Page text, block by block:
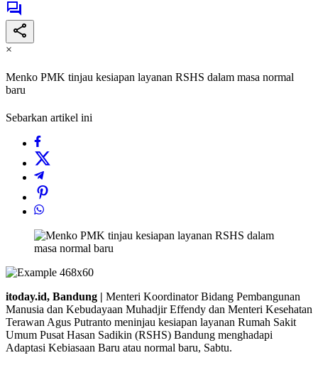
×
Menko PMK tinjau kesiapan layanan RSHS dalam masa normal
baru
Sebarkan artikel ini
itoday.id, Bandung | Menteri Koordinator Bidang Pembangunan
Manusia dan Kebudayaan Muhadjir Effendy dan Menteri Kesehatan
Terawan Agus Putranto meninjau kesiapan layanan Rumah Sakit
Umum Pusat Hasan Sadikin (RSHS) Bandung menghadapi
Adaptasi Kebiasaan Baru atau normal baru, Sabtu.